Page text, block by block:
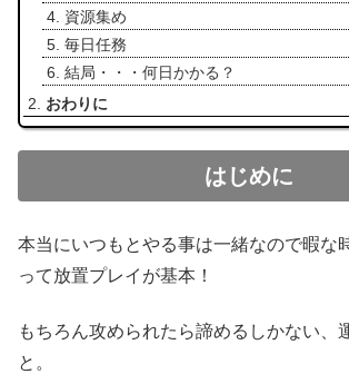
資源集め
毎日任務
結局・・・何日かかる？
おわりに
はじめに
本当にいつもとやる事は一緒なので暇な
って放置プレイが基本！
もちろん攻められたら諦めるしかない、
と。